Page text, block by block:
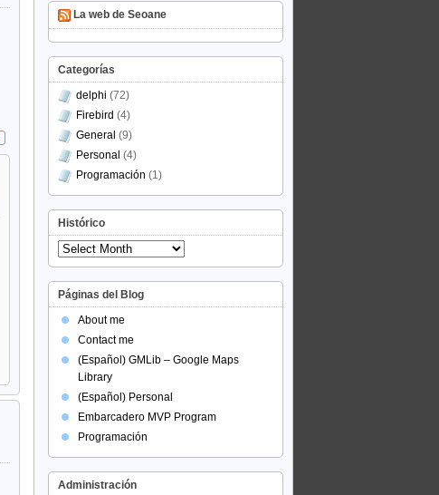
La web de Seoane
Categorías
delphi (72)
Firebird (4)
General (9)
Personal (4)
Programación (1)
Histórico
Histórico
Páginas del Blog
About me
Contact me
(Español) GMLib – Google Maps
Library
(Español) Personal
Embarcadero MVP Program
Programación
Administración